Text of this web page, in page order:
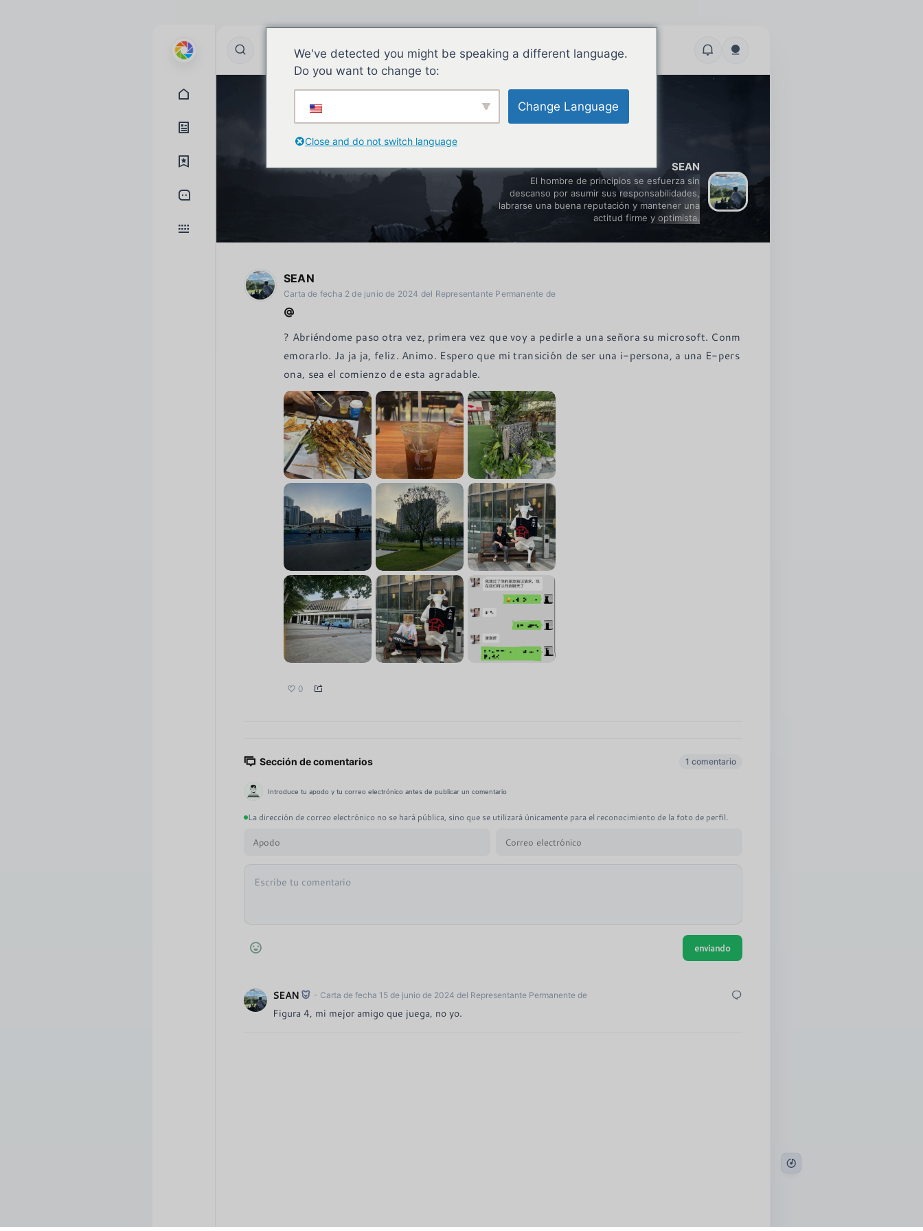
SEAN
El hombre de principios se esfuerza sin
descanso por asumir sus responsabilidades,
labrarse una buena reputación y mantener una
actitud firme y optimista.
SEAN
Carta de fecha 2 de junio de 2024 del Representante Permanente de
? Abriéndome paso otra vez, primera vez que voy a pedirle a una señora su microsoft. Conm
emorarlo. Ja ja ja, feliz. Animo. Espero que mi transición de ser una i-persona, a una E-pers
ona, sea el comienzo de esta agradable.
0
Sección de comentarios 1 comentario
Introduce tu apodo y tu correo electrónico antes de publicar un comentario
La dirección de correo electrónico no se hará pública, sino que se utilizará únicamente para el reconocimiento de la foto de perfil.
SEAN - Carta de fecha 15 de junio de 2024 del Representante Permanente de
Figura 4, mi mejor amigo que juega, no yo.
We've detected you might be speaking a different language.
Do you want to change to:
Change Language
Close and do not switch language